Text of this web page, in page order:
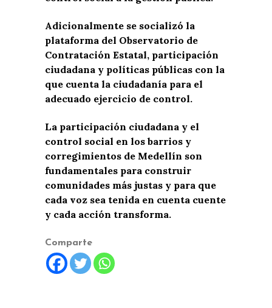
Adicionalmente se socializó la
plataforma del Observatorio de
Contratación Estatal, participación
ciudadana y políticas públicas con la
que cuenta la ciudadanía para el
adecuado ejercicio de control.
La participación ciudadana y el
control social en los barrios y
corregimientos de Medellín son
fundamentales para construir
comunidades más justas y para que
cada voz sea tenida en cuenta cuente
y cada acción transforma.
Comparte